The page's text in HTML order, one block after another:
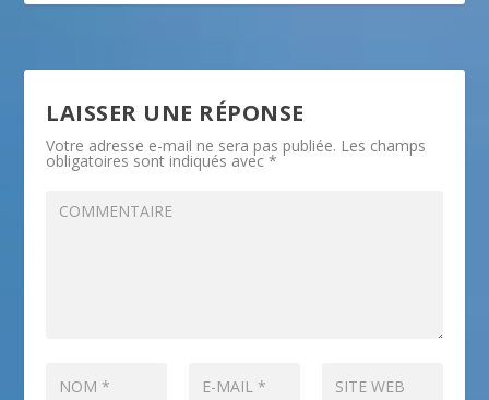
LAISSER UNE RÉPONSE
Votre adresse e-mail ne sera pas publiée. Les champs
obligatoires sont indiqués avec*